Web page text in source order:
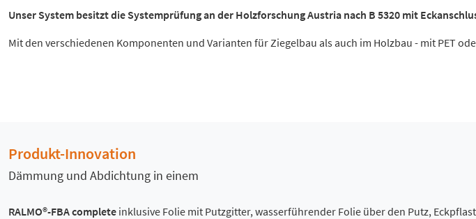
Unser System besitzt die Systemprüfung an der Holzforschung Austria nach B 5320 mit
Mit den verschiedenen Komponenten und Varianten für Ziegelbau als auch im Holzbau - mit PET
Produkt-Innovation
Dämmung und Abdichtung in einem
RALMO®-FBA complete inklusive Folie mit Putzgitter, wasserführender Folie über den Putz,